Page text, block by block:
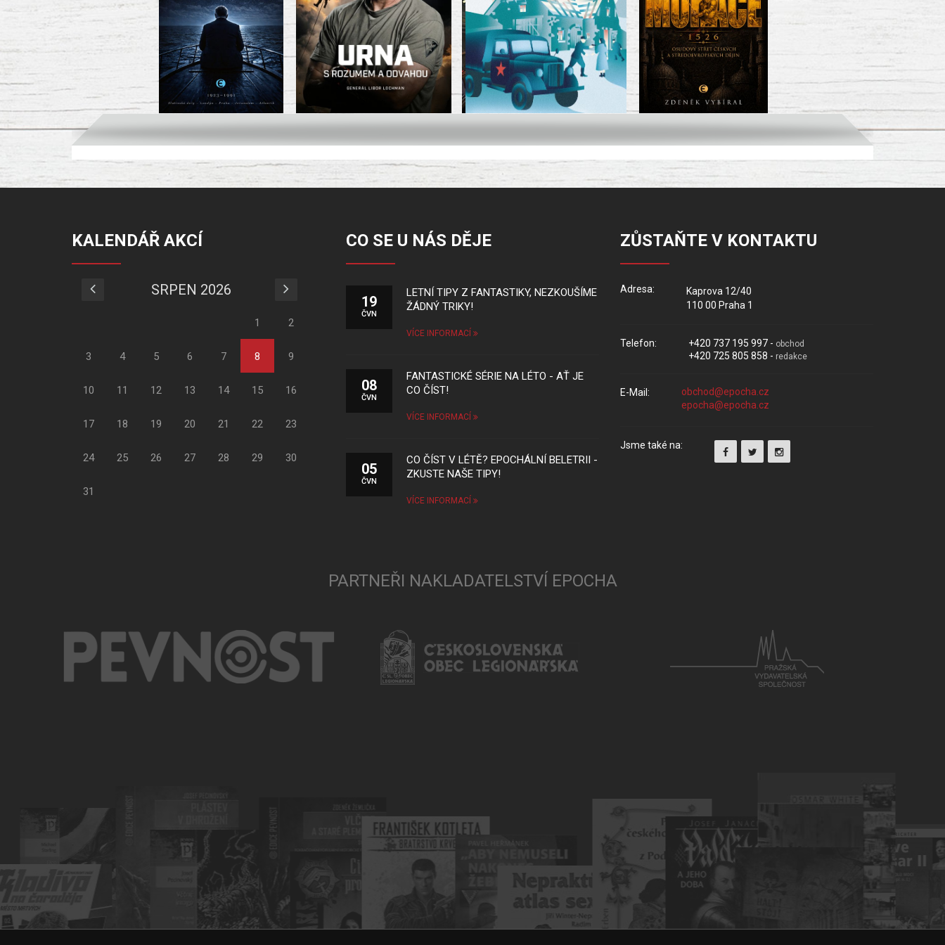
KALENDÁŘ AKCÍ
SRPEN 2026
1 2
3 4 5 6 7 8 9
10 11 12 13 14 15 16
17 18 19 20 21 22 23
24 25 26 27 28 29 30
31
CO SE U NÁS DĚJE
19
ČVN
LETNÍ TIPY Z FANTASTIKY, NEZKOUŠÍME
ŽÁDNÝ TRIKY!
VÍCE INFORMACÍ
08
ČVN
FANTASTICKÉ SÉRIE NA LÉTO - AŤ JE
CO ČÍST!
VÍCE INFORMACÍ
05
ČVN
CO ČÍST V LÉTĚ? EPOCHÁLNÍ BELETRII -
ZKUSTE NAŠE TIPY!
VÍCE INFORMACÍ
ZŮSTAŇTE V KONTAKTU
Adresa:
Kaprova 12/40
110 00 Praha 1
Telefon: +420 737 195 997 - obchod
+420 725 805 858 - redakce
E-Mail:
Jsme také na:
PARTNEŘI NAKLADATELSTVÍ EPOCHA